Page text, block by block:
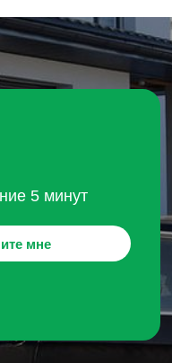
5 минут
мне